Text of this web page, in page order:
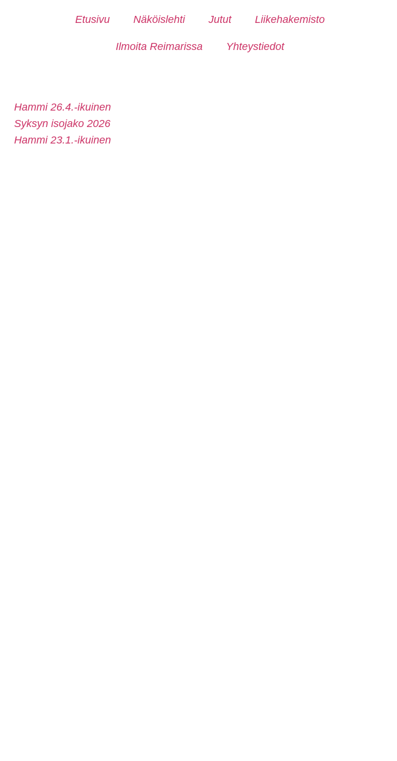
Etusivu Näköislehti Jutut Liikehakemisto
Ilmoita Reimarissa Yhteystiedot
Hammi 26.4.-ikuinen
Syksyn isojako 2026
Hammi 23.1.-ikuinen